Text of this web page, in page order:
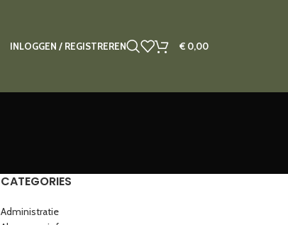
INLOGGEN / REGISTREREN € 0,00
CATEGORIES
Administratie